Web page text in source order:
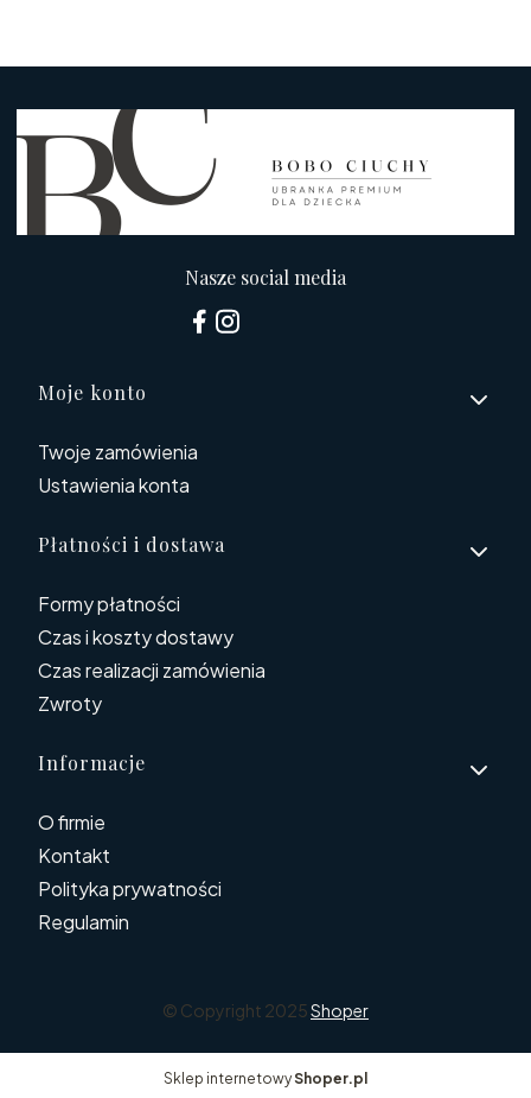
Nasze social media
Linki w stopce
Moje konto
Twoje zamówienia
Ustawienia konta
Płatności i dostawa
Formy płatności
Czas i koszty dostawy
Czas realizacji zamówienia
Zwroty
Informacje
O firmie
Kontakt
Polityka prywatności
Regulamin
© Copyright 2025Shoper
Sklep internetowyShoper.pl